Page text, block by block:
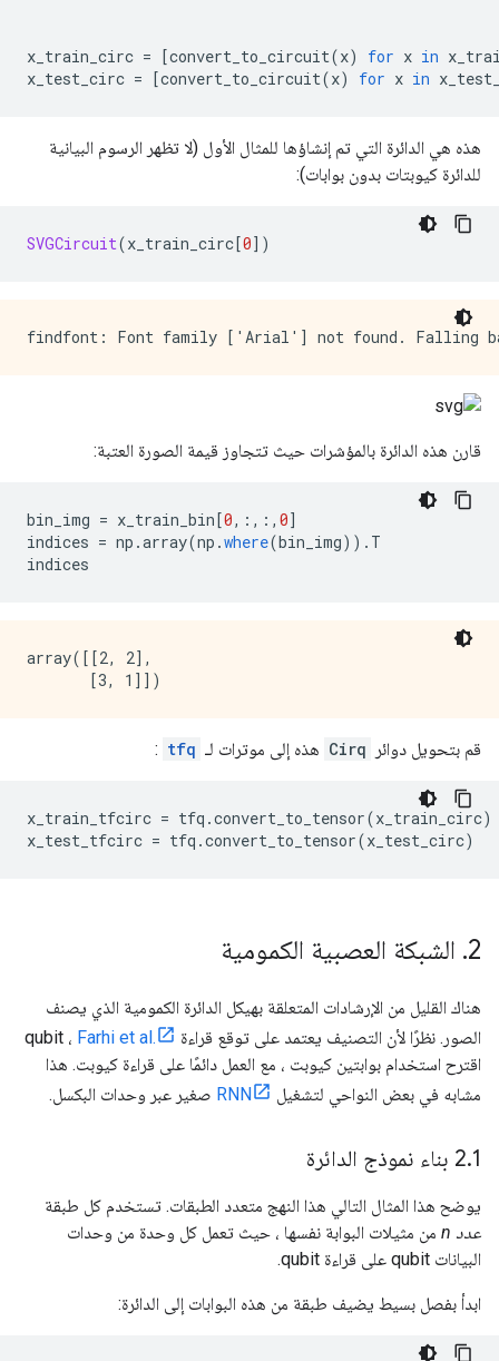
x_train_circ = [convert_to_circuit(x) for x in
x_test_circ = [convert_to_circuit(x) for x in
هذه هي الدائرة التي تم إنشاؤها للمثال الأول (لا تظهر الرسوم البيانية
للدائرة كيوبتات بدون بوابات):
SVGCircuit(x_train_circ[0])
قارن هذه الدائرة بالمؤشرات حيث تتجاوز قيمة الصورة العتبة:
bin_img = x_train_bin[0,:,:, 0]
indices = np .array(np .where(bin_img)). T
indices
array([[2, 2],
قم بتحويل دوائر Cirq هذه إلى موترات لـ tfq
:
x_train_tfcirc = tfq .convert_to_tensor(x_train_circ)
x_test_tfcirc = tfq .convert_to_tensor(x_test_circ)
2
. الشبكة العصبية الكمومية
هناك القليل من الإرشادات المتعلقة بهيكل الدائرة الكمومية الذي يصنف
الصور. نظرًا لأن التصنيف يعتمد على توقع قراءة qubit ،
Farhi et al.
اقترح استخدام بوابتين كيوبت ، مع العمل دائمًا على قراءة كيوبت. هذا
مشابه في بعض النواحي لتشغيل
RNN صغير عبر وحدات البكسل.
2.1 بناء نموذج الدائرة
يوضح هذا المثال التالي هذا النهج متعدد الطبقات. تستخدم كل طبقة
عدد n
من مثيلات البوابة نفسها ، حيث تعمل كل وحدة من وحدات
البيانات qubit على قراءة qubit.
ابدأ بفصل بسيط يضيف طبقة من هذه البوابات إلى الدائرة: